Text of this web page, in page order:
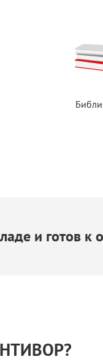
и готов к